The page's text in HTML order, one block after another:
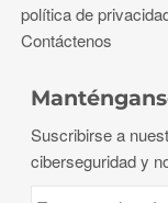
política de
Contáctenos
Suscribirse a
ciberseguridad y